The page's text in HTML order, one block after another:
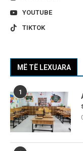
YOUTUBE
TIKTOK
MË TË LEXUARA
1